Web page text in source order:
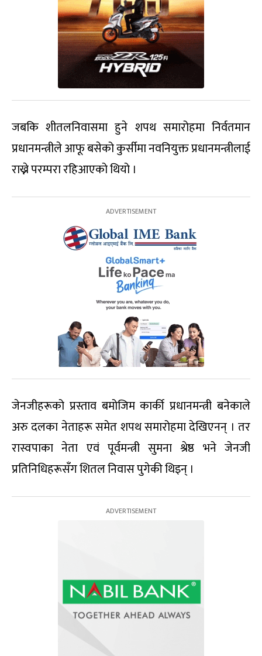
जबकि शीतलनिवासमा हुने शपथ समारोहमा निर्वतमान
प्रधानमन्त्रीले आफू बसेको कुर्सीमा नवनियुक्त प्रधानमन्त्रीलाई
राख्ने परम्परा रहिआएको थियो ।
जेनजीहरूको प्रस्ताव बमोजिम कार्की प्रधानमन्त्री बनेकाले
अरु दलका नेताहरू समेत शपथ समारोहमा देखिएनन् । तर
रास्वपाका नेता एवं पूर्वमन्त्री सुमना श्रेष्ठ भने जेनजी
प्रतिनिधिहरूसँग शितल निवास पुगेकी थिइन् ।